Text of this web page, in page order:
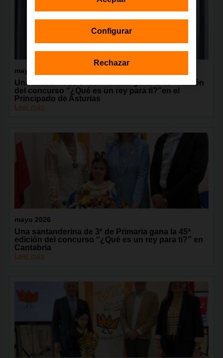
mayo 2026
Una avilesina de 6º de Primaria gana la 45ª edición
del concurso “¿Qué es un rey para ti?”en el
Principado de Asturias
Leer más
mayo 2026
Una santanderina de 3º de Primaria gana la 45ª
edición del concurso “¿Qué es un rey para ti?” en
Cantabria
Leer más
Configurar
Rechazar